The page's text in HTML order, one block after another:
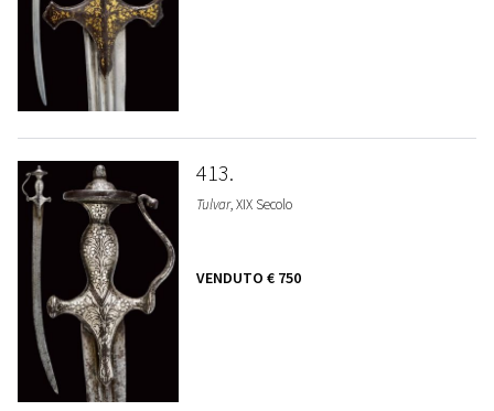
413
Tulvar, XIX Secolo
VENDUTO € 750